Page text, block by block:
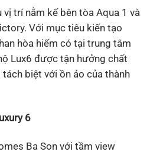
vị trí nằm kế bên tòa Aqua 1 và
Với mục tiêu kiến tạo
hòa hiếm có tại trung tâm
Lux6 được tận hưởng chất
biệt với ồn ảo của thành
6
Ba Son với tầm view